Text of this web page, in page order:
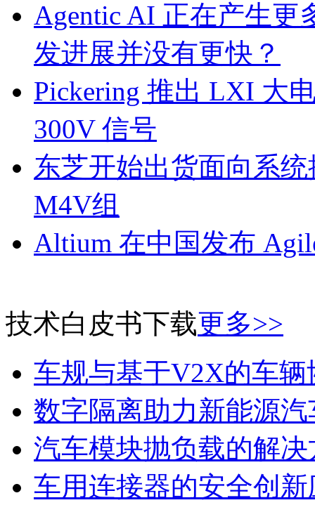
Agentic AI 正在产生更
发进展并没有更快？
Pickering 推出 LXI 大
300V 信号
东芝开始出货面向系
M4V组
Altium 在中国发布
技术白皮书下载更多>>
车规与基于V2X的车
数字隔离助力新能源
汽车模块抛负载的解决
车用连接器的安全创新